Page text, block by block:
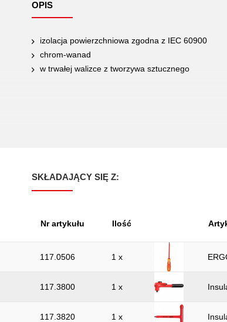
OPIS
izolacja powierzchniowa zgodna z IEC 60900
chrom-wanad
w trwałej walizce z tworzywa sztucznego
SKŁADAJĄCY SIĘ Z:
Nr artykułu Ilość
117.0506 1 x
117.3800 1 x
117.3820 1 x